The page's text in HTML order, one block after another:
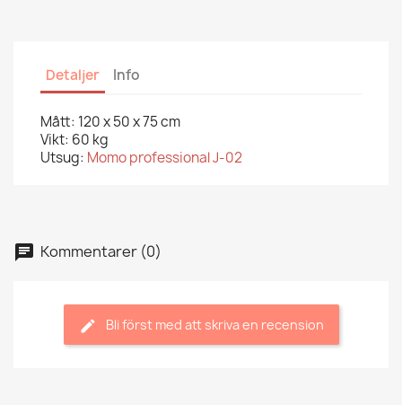
Detaljer Info
Mått: 120 x 50 x 75 cm
Vikt: 60 kg
Utsug: Momo professional J-02
Kommentarer (0)
Bli först med att skriva en recension